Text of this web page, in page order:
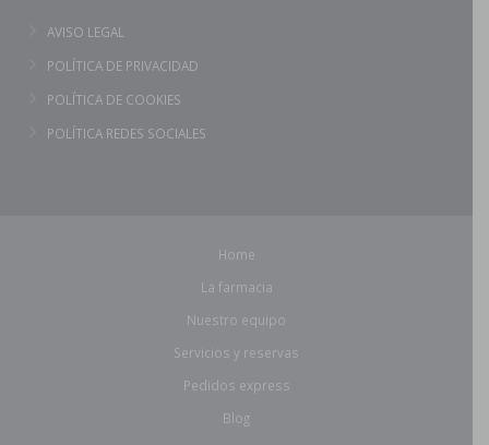
AVISO LEGAL
POLÍTICA DE PRIVACIDAD
POLÍTICA DE COOKIES
POLÍTICA REDES SOCIALES
Home
La farmacia
Nuestro equipo
Servicios y reservas
Pedidos express
Blog